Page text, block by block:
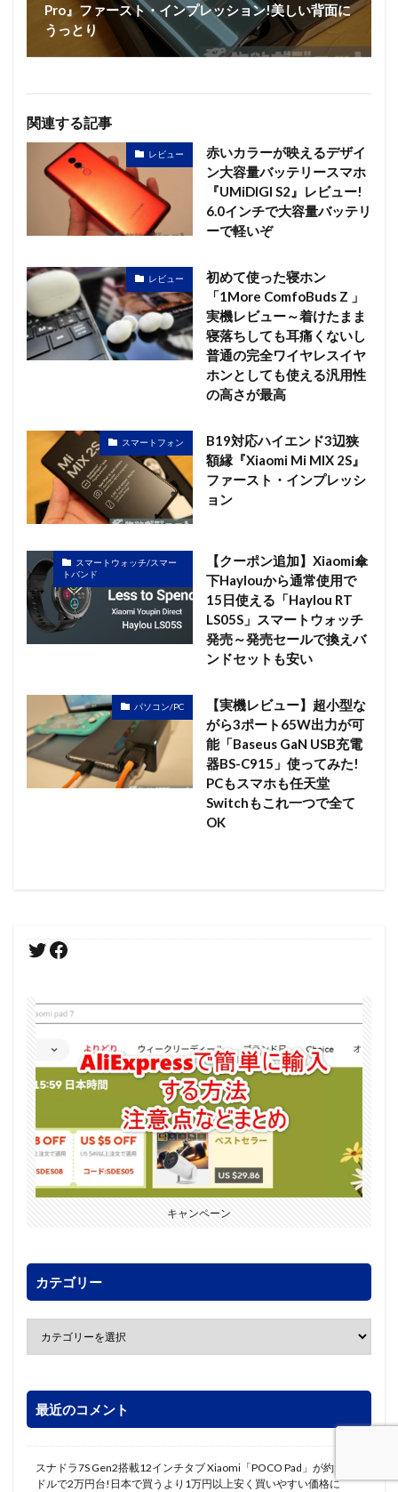
Pro』ファースト・インプレッション!美しい背面に
うっとり
関連する記事
レビュー
赤いカラーが映えるデザイ
ン大容量バッテリースマホ
『UMiDIGI S2』レビュー!
6.0インチで大容量バッテリ
ーで軽いぞ
レビュー
初めて使った寝ホン
「1More ComfoBuds Z 」
実機レビュー～着けたまま
寝落ちしても耳痛くないし
普通の完全ワイヤレスイヤ
ホンとしても使える汎用性
の高さが最高
スマートフォン
B19対応ハイエンド3辺狭
額縁『Xiaomi Mi MIX 2S』
ファースト・インプレッシ
ョン
スマートウォッチ/スマー
トバンド
【クーポン追加】Xiaomi傘
下Haylouから通常使用で
15日使える「Haylou RT
LS05S」スマートウォッチ
発売～発売セールで換えバ
ンドセットも安い
パソコン/PC
【実機レビュー】超小型な
がら3ポート65W出力が可
能「Baseus GaN USB充電
器BS-C915」使ってみた!
PCもスマホも任天堂
Switchもこれ一つで全て
OK
キャンペーン
カテゴリー
最近のコメント
スナドラ7S Gen2搭載12インチタブ Xiaomi「POCO Pad」が約192
ドルで2万円台!日本で買うより1万円以上安く買いやすい価格に